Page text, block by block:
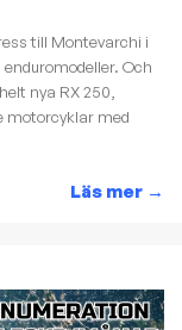
till Montevarchi i
Och
nya RX 250,
motorcyklar med
Läs mer →